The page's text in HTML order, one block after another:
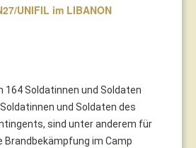
UNIFIL im LIBANON
164 Soldatinnen und Soldaten
und Soldaten des
sind unter anderem für
Brandbekämpfung im Camp